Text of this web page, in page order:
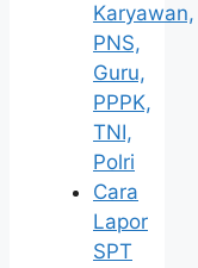
Karyawan,
PNS,
Guru,
PPPK,
TNI,
Polri
Cara
Lapor
SPT